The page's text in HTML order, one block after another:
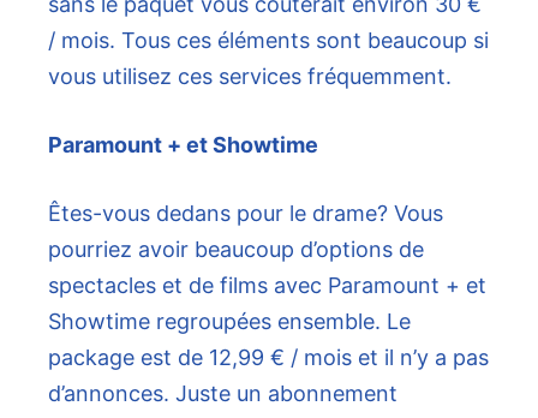
/ mois. Tous ces éléments sont beaucoup si
vous utilisez ces services fréquemment.
Paramount + et Showtime
Êtes-vous dedans pour le drame? Vous
pourriez avoir beaucoup d’options de
spectacles et de films avec Paramount + et
Showtime regroupées ensemble. Le
package est de 12,99 € / mois et il n’y a pas
d’annonces. Juste un abonnement